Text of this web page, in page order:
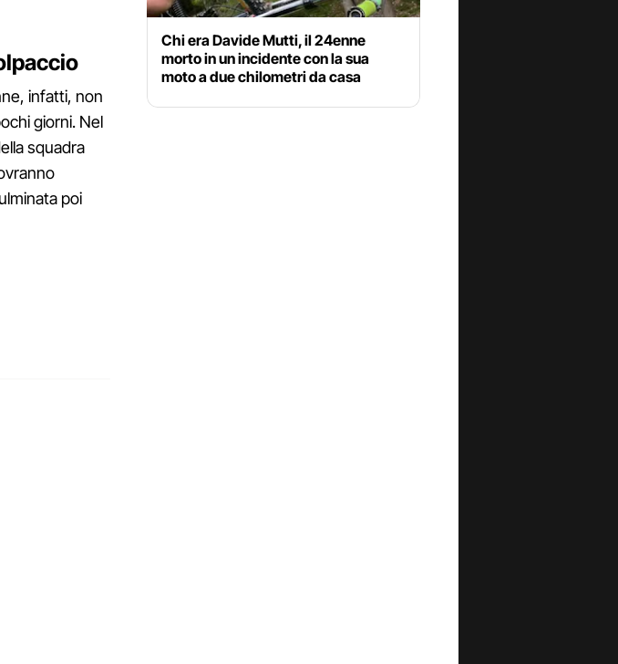
infatti, non
giorni. Nel
squadra
poi
Chi era Davide Mutti, il 24enne
morto in un incidente con la sua
moto a due chilometri da casa